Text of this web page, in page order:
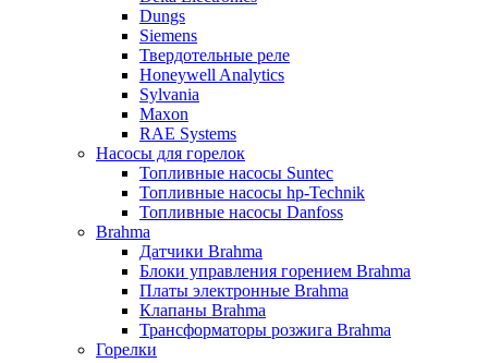
Dungs
Siemens
Твердотельные реле
Honeywell Analytics
Sylvania
Maxon
RAE Systems
Насосы для горелок
Топливные насосы Suntec
Топливные насосы hp-Technik
Топливные насосы Danfoss
Brahma
Датчики Brahma
Блоки управления горением Brahma
Платы электронные Brahma
Клапаны Brahma
Трансформаторы розжига Brahma
Горелки